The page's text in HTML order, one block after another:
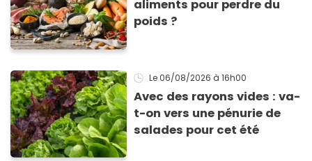
aliments pour perdre du
poids ?
Le 06/08/2026 à 16h00
Avec des rayons vides : va-
t-on vers une pénurie de
salades pour cet été